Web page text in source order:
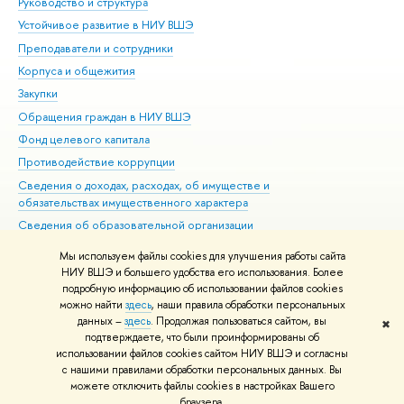
Мы используем файлы cookies для улучшения работы сайта
НИУ ВШЭ и большего удобства его использования. Более
подробную информацию об использовании файлов cookies
можно найти здесь, наши правила обработки персональных
данных –здесь. Продолжая пользоваться сайтом, вы
подтверждаете, что были проинформированы об
использовании файлов cookies сайтом НИУ ВШЭ и согласны
с нашими правилами обработки персональных данных. Вы
можете отключить файлы cookies в настройках Вашего
✖
Устойчивое развитие в НИУ ВШЭ
Преподаватели и сотрудники
Корпуса и общежития
Закупки
Обращения граждан в НИУ ВШЭ
Фонд целевого капитала
Противодействие коррупции
Сведения о доходах, расходах, об имуществе и
обязательствах имущественного характера
Сведения об образовательной организации
Людям с ограниченными возможностями здоровья
Единая платежная страница
Работа в Вышке
© НИУ ВШЭ 1993–2026 Адреса и контакты Условия использования
материалов Политика конфиденциальности Карта сайта
Шрифты HSE Sans и HSE Slab разработаны вШколе дизайна НИУ ВШЭ